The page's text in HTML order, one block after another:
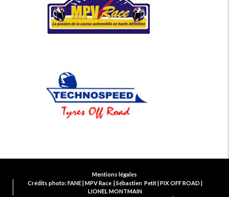
Mentions légales
Crédits photo: FANE | MPV Race | Sébastien Petit | PIX OFF ROAD |
LIONEL MONTMAIN